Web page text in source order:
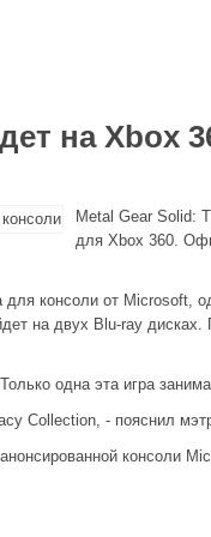
на Xbox
Metal Gear Solid:
для Xbox 360.
консоли от Microsoft,
на двух Blu-ray
одна эта игра
Collection, - пояснил
консоли